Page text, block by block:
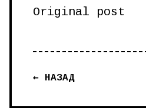
Original post
← НАЗАД